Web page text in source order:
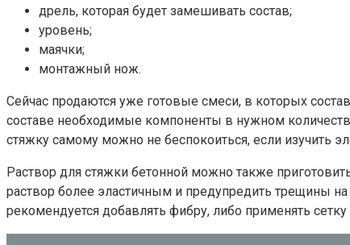
дрель, которая будет замешивать состав;
уровень;
маячки;
монтажный нож.
Сейчас продаются уже готовые смеси, в которых
составе необходимые компоненты в нужном
стяжку самому можно не беспокоиться, если изучить
Раствор для стяжки бетонной можно также
раствор более эластичным и предупредить трещины
рекомендуется добавлять фибру, либо применять